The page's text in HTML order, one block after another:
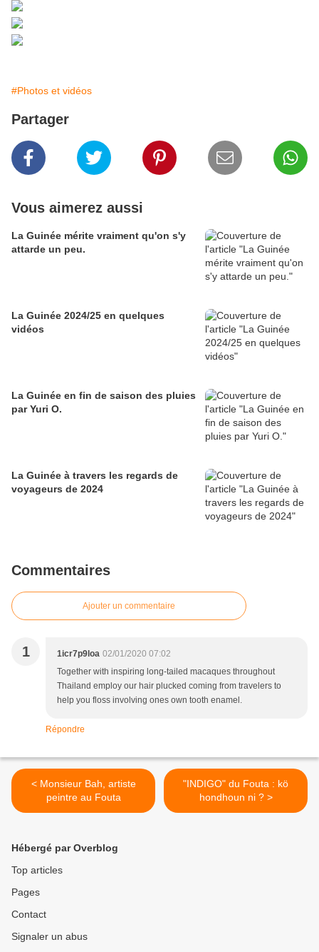
#Photos et vidéos
Partager
Vous aimerez aussi
La Guinée mérite vraiment qu'on s'y
attarde un peu.
La Guinée 2024/25 en quelques
vidéos
La Guinée en fin de saison des pluies
par Yuri O.
La Guinée à travers les regards de
voyageurs de 2024
Commentaires
Ajouter un commentaire
1 1icr7p9loa 02/01/2020 07:02
Together with inspiring long-tailed macaques throughout
Thailand employ our hair plucked coming from travelers to
help you floss involving ones own tooth enamel.
Répondre
< Monsieur Bah, artiste
peintre au Fouta
"INDIGO" du Fouta : kö
hondhoun ni ? >
Hébergé par Overblog
Top articles
Pages
Contact
Signaler un abus